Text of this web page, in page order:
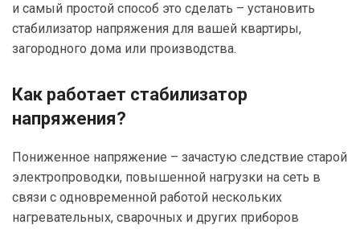
и самый простой способ это сделать – установить
стабилизатор напряжения для вашей квартиры,
загородного дома или производства.
Как работает стабилизатор
напряжения?
Пониженное напряжение – зачастую следствие старой
электропроводки, повышенной нагрузки на сеть в
связи с одновременной работой нескольких
нагревательных, сварочных и других приборов